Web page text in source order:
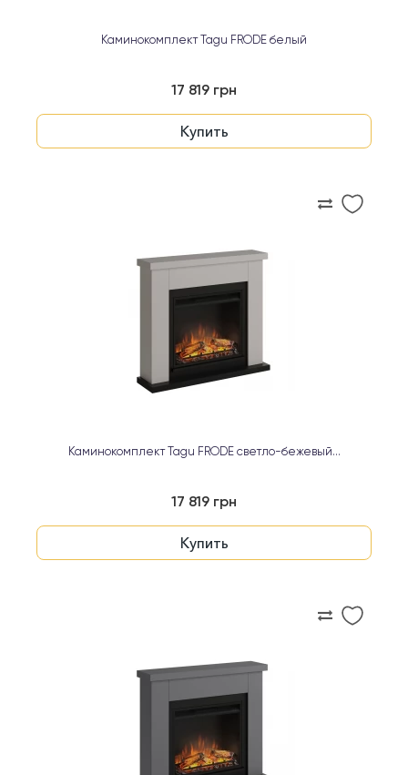
Каминокомплект Tagu FRODE белый
17 819 грн
Купить
Каминокомплект Tagu FRODE светло-бежевый...
17 819 грн
Купить